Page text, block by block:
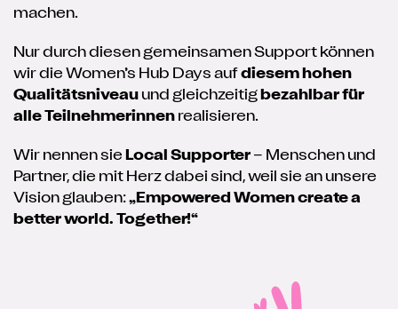
machen.
Nur durch diesen gemeinsamen Support können
wir die Women’s Hub Days auf diesem hohen
Qualitätsniveau und gleichzeitig bezahlbar für
alle Teilnehmerinnen realisieren.
Wir nennen sie Local Supporter – Menschen und
Partner, die mit Herz dabei sind, weil sie an unsere
Vision glauben: „Empowered Women create a
better world. Together!“